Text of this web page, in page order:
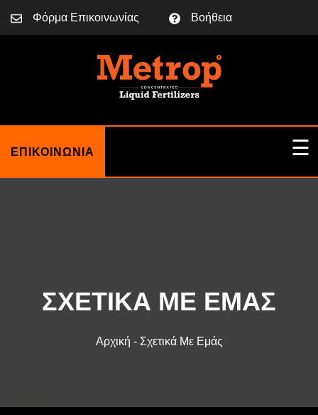
Φόρμα Επικοινωνίας Βοήθεια
☰
ΕΠΙΚΟΙΝΩΝΙΑ
ΣΧΕΤΙΚΑ ΜΕ ΕΜΑΣ
Αρχική - Σχετικά Με Εμάς